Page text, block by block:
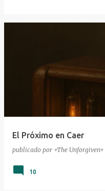
El Próximo en Caer
publicado por +The Unforgiven+
10